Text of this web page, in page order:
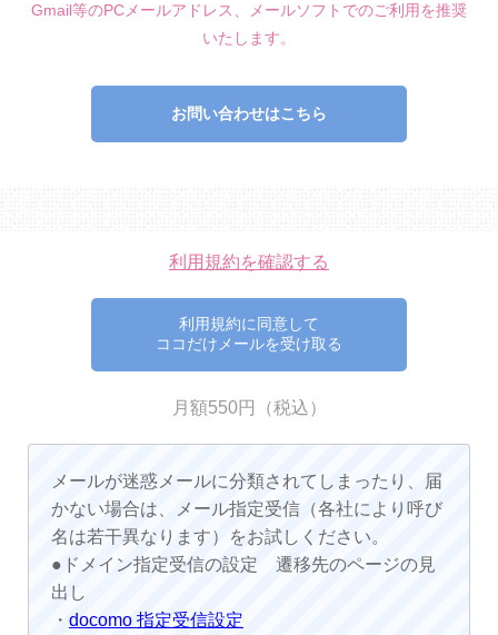
Gmail等のPCメールアドレス、メールソフトでのご利用を推奨
いたします。
お問い合わせはこちら
利用規約を確認する
利用規約に同意して
ココだけメールを受け取る
月額550円（税込）
メールが迷惑メールに分類されてしまったり、届
かない場合は、メール指定受信（各社により呼び
名は若干異なります）をお試しください。
●ドメイン指定受信の設定 遷移先のページの見
出し
・ docomo 指定受信設定